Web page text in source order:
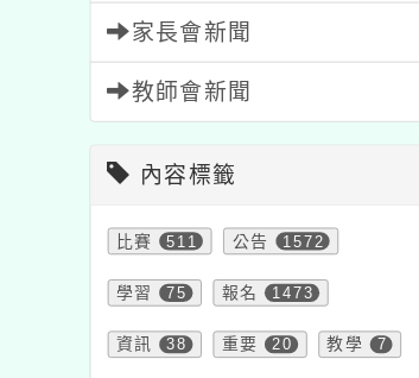
家長會新聞
教師會新聞
內容標籤
比賽 511 公告 1572
學習 75 報名 1473
資訊 38 重要 20 教學 7